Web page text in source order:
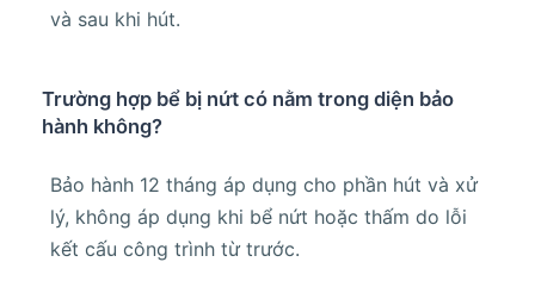
và sau khi hút.
Trường hợp bể bị nứt có nằm trong diện bảo
hành không?
Bảo hành 12 tháng áp dụng cho phần hút và xử
lý, không áp dụng khi bể nứt hoặc thấm do lỗi
kết cấu công trình từ trước.